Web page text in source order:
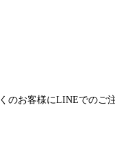
お客様にLINEでのご